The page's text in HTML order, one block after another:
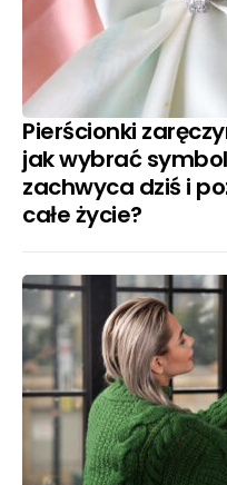
Pierścionki
jak wybrać
zachwyca dziś i
całe życie?